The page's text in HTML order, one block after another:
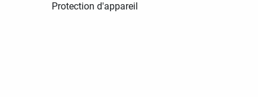
Protection d'appareil